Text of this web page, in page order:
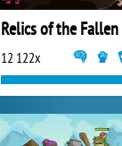
Relics of the Fallen
12 122x